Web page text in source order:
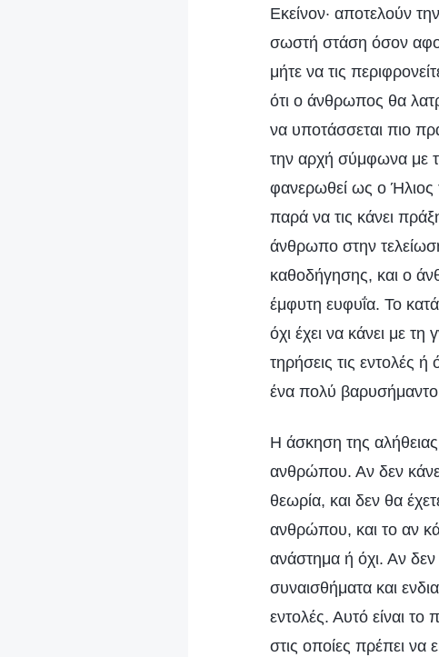
Εκείνον· αποτελούν
σωστή στάση όσον
μήτε να τις
ότι ο άνθρωπος θα
να υποτάσσεται πιο
την αρχή σύμφωνα με
φανερωθεί ως ο Ήλιος
παρά να τις κάνει
άνθρωπο στην
καθοδήγησης, και ο
έμφυτη ευφυΐα. Το
όχι έχει να κάνει με
τηρήσεις τις εντολές
ένα πολύ βαρυσήμαντο
Η άσκηση της
ανθρώπου. Αν δεν
θεωρία, και δεν θα
ανθρώπου, και το αν
ανάστημα ή όχι. Αν δεν
συναισθήματα και
εντολές. Αυτό είναι
στις οποίες πρέπει να